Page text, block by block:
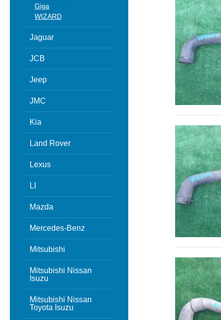
Giga
WIZARD
Jaguar
JCB
Jeep
JMC
Kia
Land Rover
Lexus
LI
Mazda
Mercedes-Benz
Mitsubishi
Mitsubishi Nissan
Isuzu
Mitsubishi Nissan
Toyota Isuzu